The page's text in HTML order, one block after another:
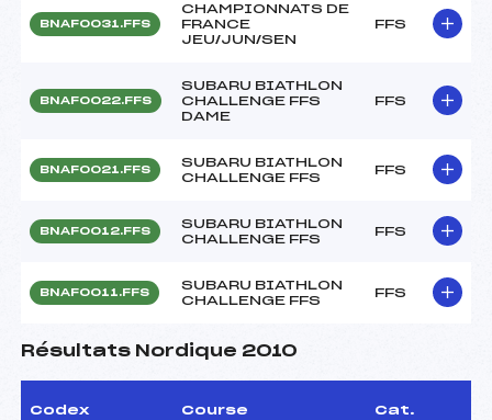
BNAF0031.FFS
CHAMPIONNATS DE
FRANCE
JEU/JUN/SEN
FFS
BNAF0022.FFS
SUBARU BIATHLON
CHALLENGE FFS
DAME
FFS
BNAF0021.FFS
SUBARU BIATHLON
CHALLENGE FFS
FFS
BNAF0012.FFS
SUBARU BIATHLON
CHALLENGE FFS
FFS
BNAF0011.FFS
SUBARU BIATHLON
CHALLENGE FFS
FFS
Résultats Nordique 2010
Codex Course Cat.